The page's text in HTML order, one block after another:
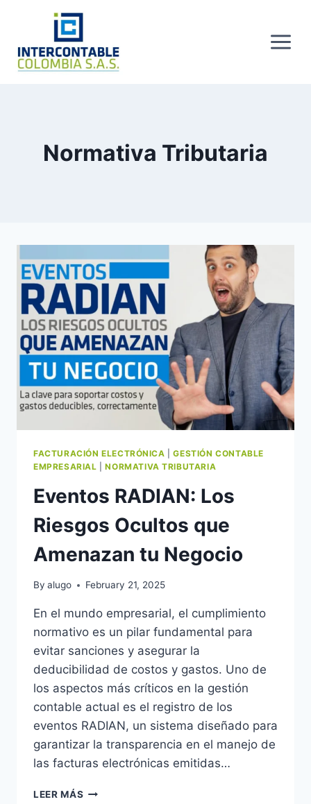
content
Normativa Tributaria
FACTURACIÓN ELECTRÓNICA |GESTIÓN CONTABLE
EMPRESARIAL |NORMATIVA TRIBUTARIA
Eventos RADIAN: Los
Riesgos Ocultos que
Amenazan tu Negocio
By alugo February 21, 2025
En el mundo empresarial, el cumplimiento
normativo es un pilar fundamental para
evitar sanciones y asegurar la
deducibilidad de costos y gastos. Uno de
los aspectos más críticos en la gestión
contable actual es el registro de los
eventos RADIAN, un sistema diseñado para
garantizar la transparencia en el manejo de
las facturas electrónicas emitidas…
LEER MÁS EVENTOS